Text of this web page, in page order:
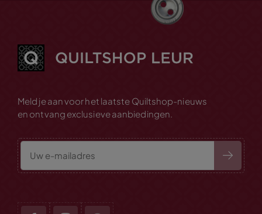
Meld je aan voor het laatste Quiltshop-nieuws
en ontvang exclusieve aanbiedingen.